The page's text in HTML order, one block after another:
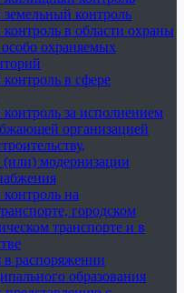
контроль
в области охраны
охраняемых
в сфере
за исполнением
организацией
(или) модернизации
на
городском
транспорте и в
в распоряжении
образования